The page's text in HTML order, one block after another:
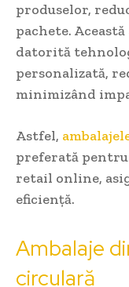
produselor,
pachete.
datorită
personalizată,
minimizând
Astfel,
preferată
retail online,
eficiență.
Ambalaje
circulară